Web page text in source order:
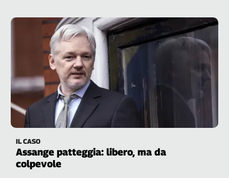
IL CASO
Assange patteggia: libero, ma da
colpevole